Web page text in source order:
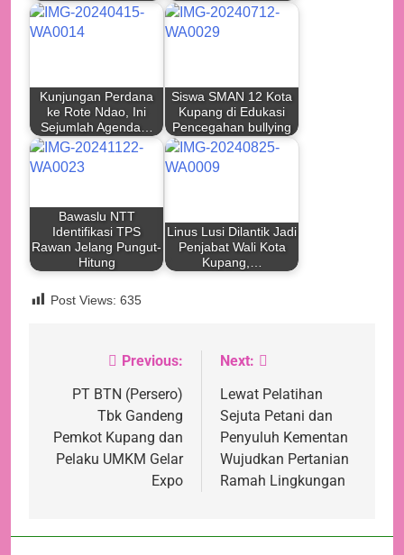
Kunjungan Perdana
ke Rote Ndao, Ini
Sejumlah Agenda…
Siswa SMAN 12 Kota
Kupang di Edukasi
Pencegahan bullying
Bawaslu NTT
Identifikasi TPS
Rawan Jelang Pungut-
Hitung
Linus Lusi Dilantik Jadi
Penjabat Wali Kota
Kupang,…
Post Views: 635
Navigasi
pos
Previous:
PT BTN (Persero)
Tbk Gandeng
Pemkot Kupang dan
Pelaku UMKM Gelar
Expo
Next:
Lewat Pelatihan
Sejuta Petani dan
Penyuluh Kementan
Wujudkan Pertanian
Ramah Lingkungan